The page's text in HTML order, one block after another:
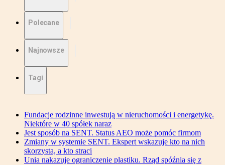
Polecane
Najnowsze
Tagi
Fundacje rodzinne inwestują w nieruchomości i energetykę.
Niektóre w 40 spółek naraz
Jest sposób na SENT. Status AEO może pomóc firmom
Zmiany w systemie SENT. Ekspert wskazuje kto na nich
skorzysta, a kto straci
Unia nakazuje ograniczenie plastiku. Rząd spóźnia się z